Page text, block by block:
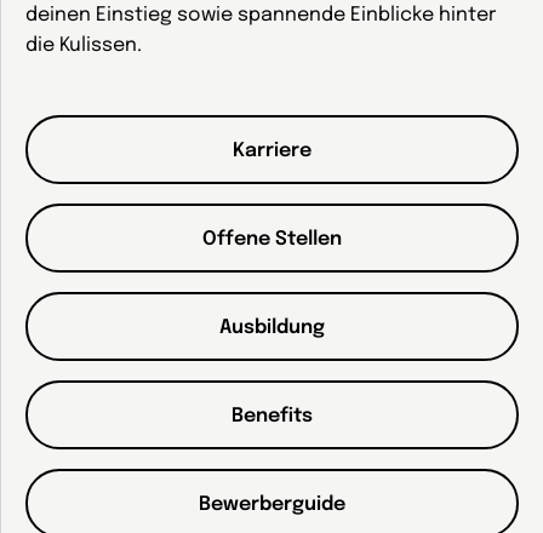
deinen Einstieg sowie spannende Einblicke hinter
die Kulissen.
Karriere
Offene Stellen
Ausbildung
Benefits
Bewerberguide